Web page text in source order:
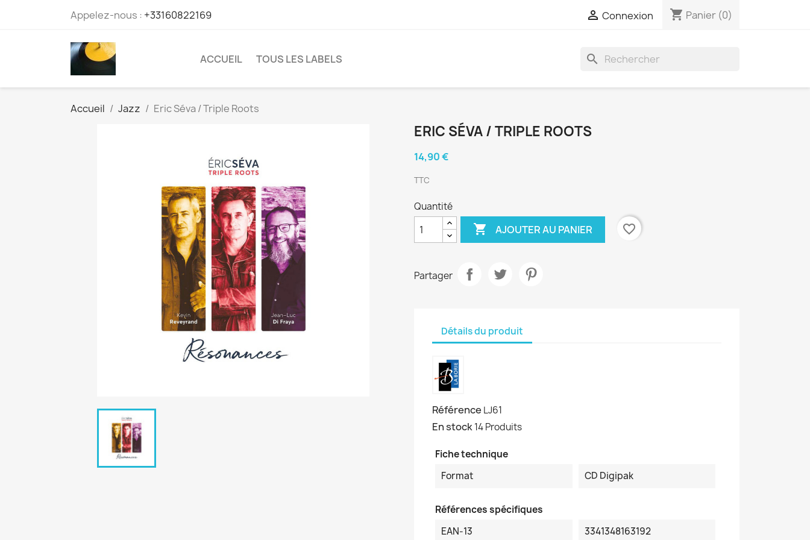
Appelez-nous : +33160822169  Connexion shopping_cart Panier (0)
ACCUEIL TOUS LES LABELS search
Accueil Jazz Eric Séva / Triple Roots
ERIC SÉVA / TRIPLE ROOTS
14,90 €
TTC
Quantité
 AJOUTER AU PANIER favorite_border
Partager
Détails du produit
Référence LJ61
En stock14 Produits
Fiche technique
Format
CD Digipak
Références spécifiques
EAN-13
3341348163192